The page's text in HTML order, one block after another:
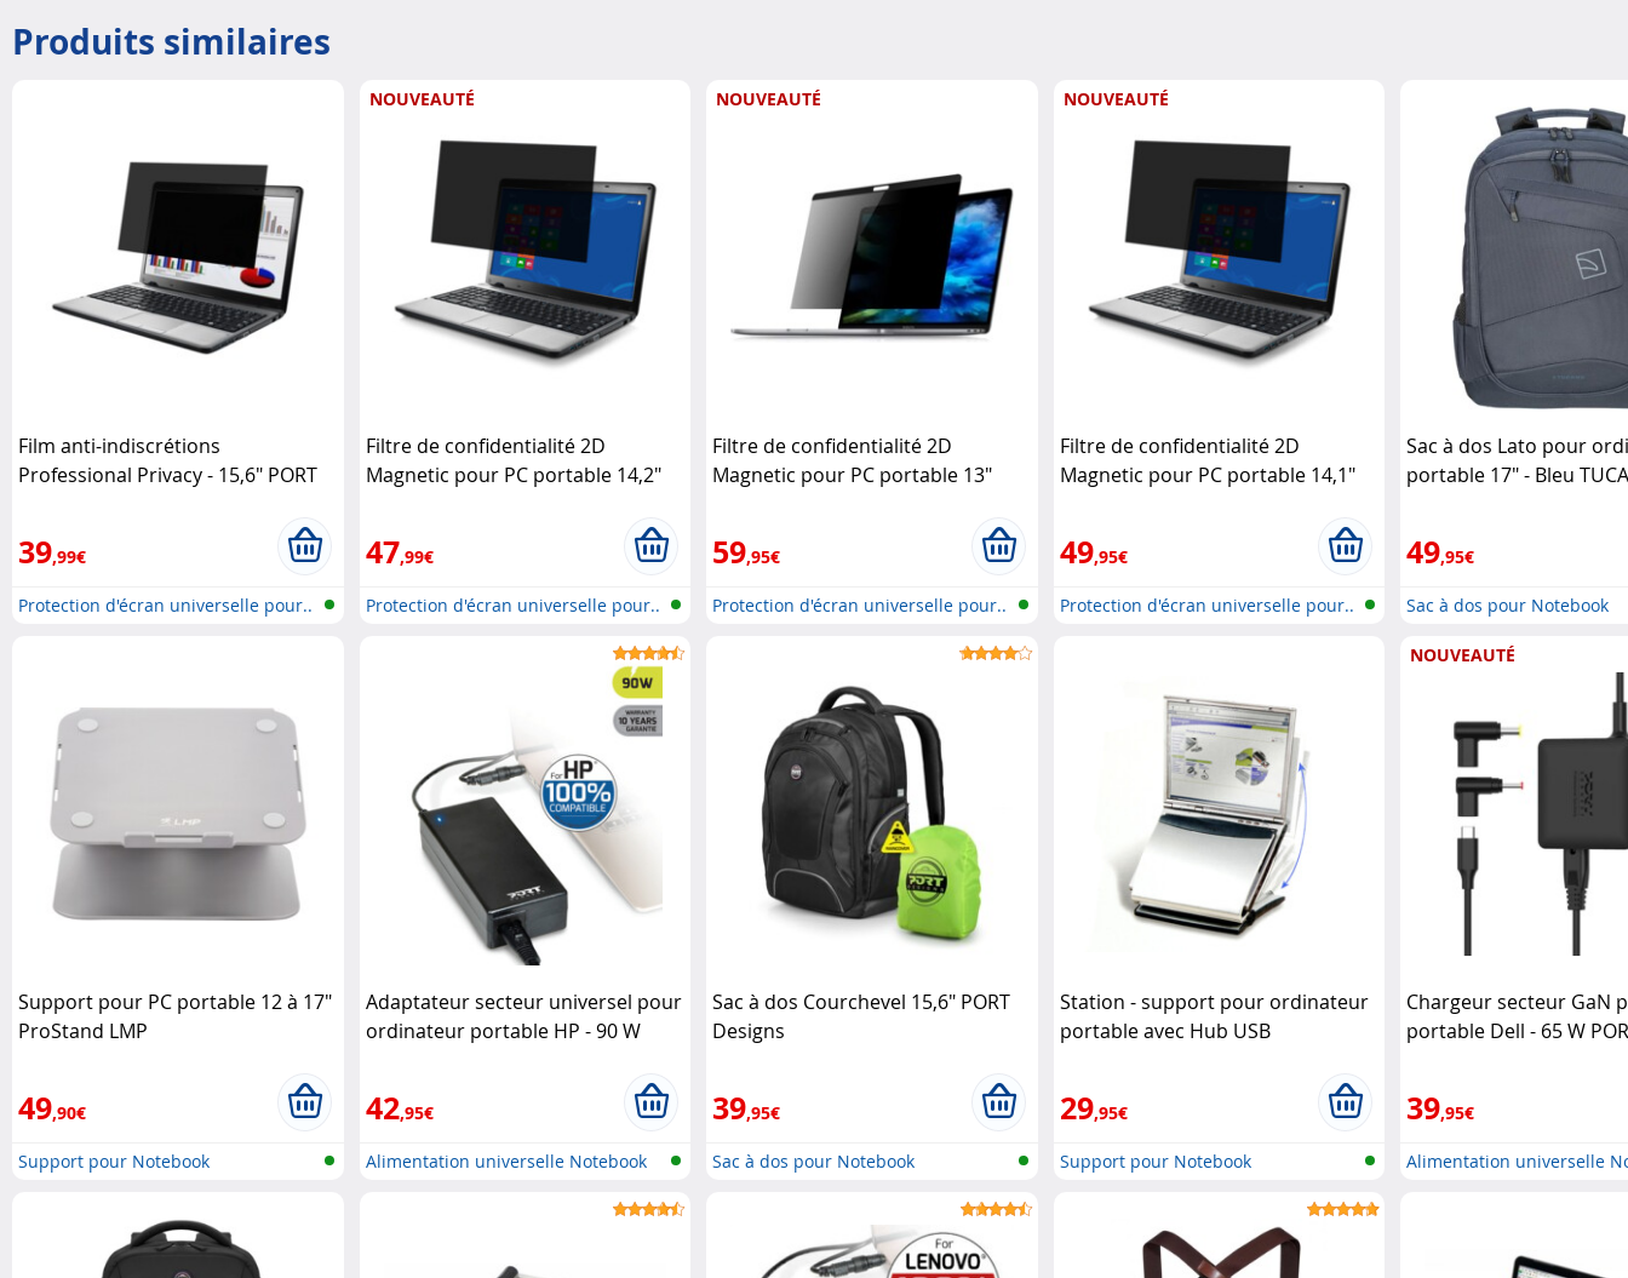
Produits similaires
Film anti-indiscrétions
Professional Privacy - 15,6" PORT
39,99€
Protection d'écran universelle pour..
NOUVEAUTÉ
Filtre de confidentialité 2D
Magnetic pour PC portable 14,2"
47,99€
Protection d'écran universelle pour..
NOUVEAUTÉ
Filtre de confidentialité 2D
Magnetic pour PC portable 13"
59,95€
Protection d'écran universelle pour..
NOUVEAUTÉ
Filtre de confidentialité 2D
Magnetic pour PC portable 14,1"
49,95€
Protection d'écran universelle pour..
Sac à dos Lato pour
portable 17" - Bleu
49,95€
Sac à dos pour Notebook
Support pour PC portable 12 à 17"
ProStand LMP
49,90€
Support pour Notebook
Adaptateur secteur universel pour
ordinateur portable HP - 90 W
42,95€
Alimentation universelle Notebook
Sac à dos Courchevel 15,6" PORT
Designs
39,95€
Sac à dos pour Notebook
Station - support pour ordinateur
portable avec Hub USB
29,95€
Support pour Notebook
NOUVEAUTÉ
Chargeur secteur GaN
portable Dell - 65 W
39,95€
Alimentation universelle